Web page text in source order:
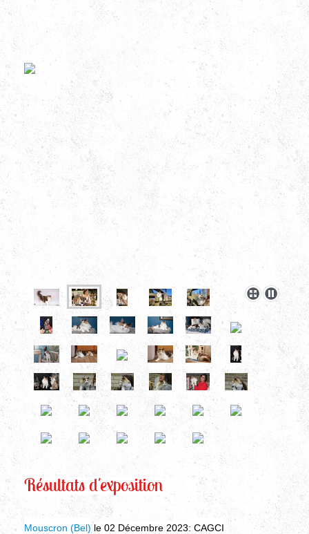
Résultats d'exposition
Mouscron (Bel) le 02 Décembre 2023: CAGCI